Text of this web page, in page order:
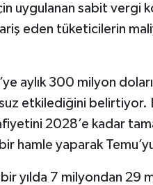
uygulanan sabit vergi
eden tüketicilerin
aylık 300 milyon doları
etkilediğini belirtiyor.
2028’e kadar
hamle yaparak
bir yılda 7 milyondan 29